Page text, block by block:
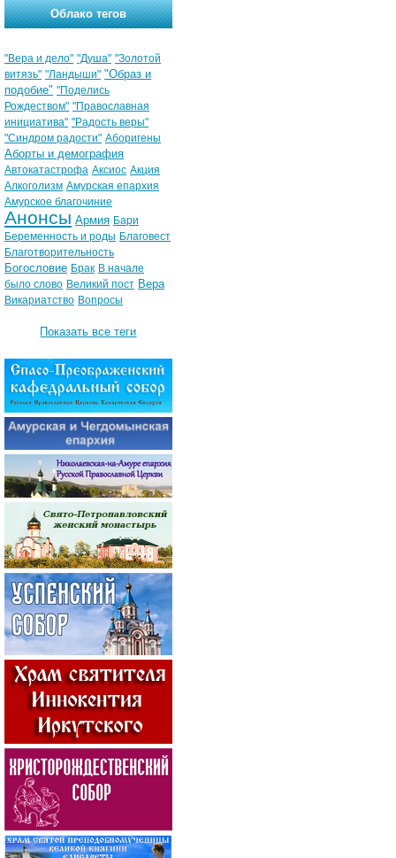
Облако тегов
"Вера и дело" "Душа" "Золотой
витязь" "Ландыши" "Образ и
подобие" "Поделись
Рождеством" "Православная
инициатива" "Радость веры"
"Синдром радости" Аборигены
Аборты и демография
Автокатастрофа Аксиос Акция
Алкоголизм Амурская епархия
Амурское благочиние
Анонсы Армия Бари
Беременность и роды Благовест
Благотворительность
Богословие Брак В начале
было слово Великий пост Вера
Викариатство Вопросы
Показать все теги